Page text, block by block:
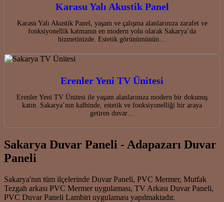
Karasu Yalı Akustik Panel
Karasu Yalı Akustik Panel, yaşam ve çalışma alanlarınıza zarafet ve
fonksiyonellik katmanın en modern yolu olarak Sakarya’da
hizmetinizde. Estetik görünümünün…
Erenler Yeni TV Ünitesi
Erenler Yeni TV Ünitesi ile yaşam alanlarınıza modern bir dokunuş
katın. Sakarya’nın kalbinde, estetik ve fonksiyonelliği bir araya
getiren duvar…
Sakarya Duvar Paneli - Adapazarı Duvar
Paneli
Sakarya'nın tüm ilçelerinde Duvar Paneli, PVC Mermer, Mutfak
Tezgah arkası PVC Mermer uygulaması, TV Arkası Duvar Paneli,
PVC Duvar Paneli Lambiri uygulaması yapılmaktadır.